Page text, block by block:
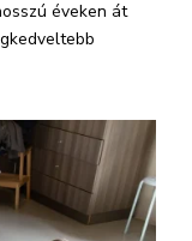
éveken át